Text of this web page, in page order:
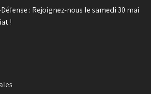
: Rejoignez-nous le samedi 30 mai
!